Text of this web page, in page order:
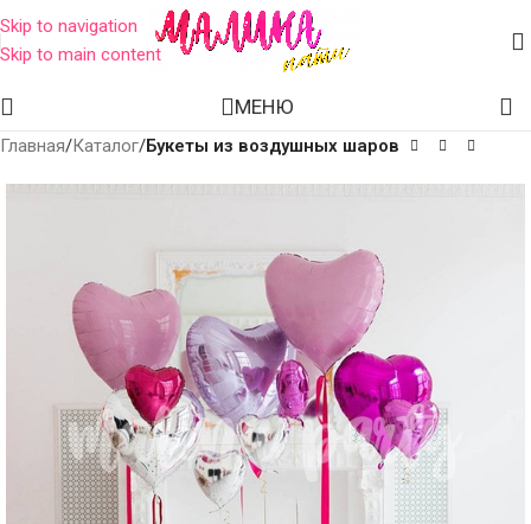
Skip to navigation
Skip to main content
МЕНЮ
Главная Каталог Букеты из воздушных шаров